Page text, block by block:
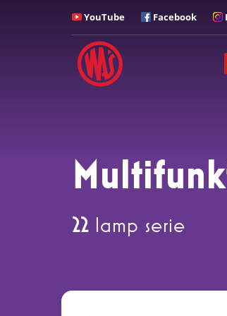
ANRUFEN
Mit wem möchten Sie
sprechen?
YouTube Facebook
22 lamp serie